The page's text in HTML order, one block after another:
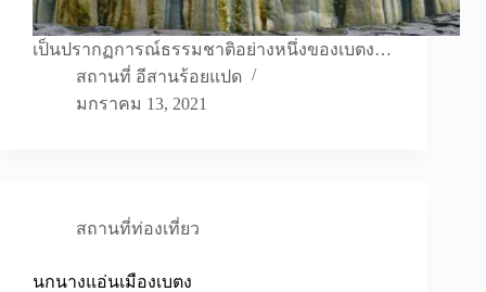
เป็นปรากฏการณ์ธรรมชาติอย่างหนึ่งของเบตง…
สถานที่ อีสานร้อยแปด
มกราคม 13, 2021
สถานที่ท่องเที่ยว
นกนางแอ่นเมืองเบตง